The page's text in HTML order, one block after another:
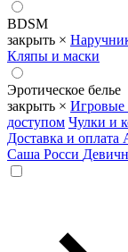
BDSM
закрыть ×
Кляпы и маски
Эротическое белье
закрыть ×
доступом Чулки и
Доставка и оплата
Саша Росси